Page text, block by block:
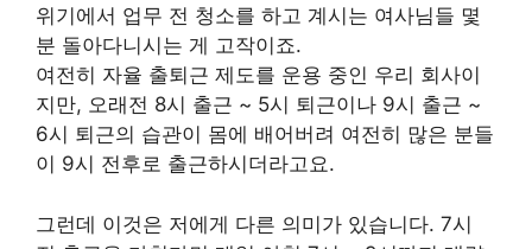
위기에서 업무 전 청소를 하고 계시는 여사님들 몇
분 돌아다니시는 게 고작이죠.
여전히 자율 출퇴근 제도를 운용 중인 우리 회사이
지만, 오래전 8시 출근 ~ 5시 퇴근이나 9시 출근 ~
6시 퇴근의 습관이 몸에 배어버려 여전히 많은 분들
이 9시 전후로 출근하시더라고요.
그런데 이것은 저에게 다른 의미가 있습니다. 7시